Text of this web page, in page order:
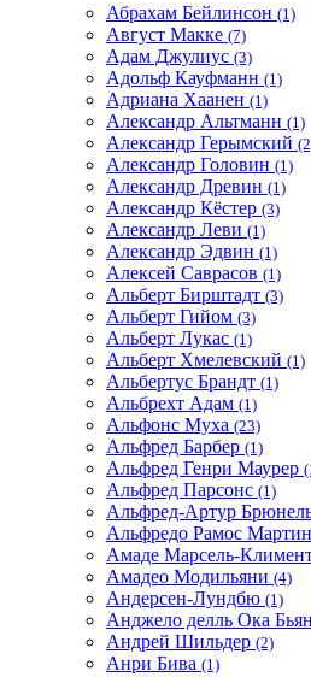
Абрахам Бейлинсон (1)
Август Макке (7)
Адам Джулиус (3)
Адольф Кауфманн (1)
Адриана Хаанен (1)
Александр Альтманн (1)
Александр Герымский
Александр Головин (1)
Александр Древин (1)
Александр Кёстер (3)
Александр Леви (1)
Александр Эдвин (1)
Алексей Саврасов (1)
Альберт Бирштадт (3)
Альберт Гийом (3)
Альберт Лукас (1)
Альберт Хмелевский (1)
Альбертус Брандт (1)
Альбрехт Адам (1)
Альфонс Муха (23)
Альфред Барбер (1)
Альфред Генри Маурер
Альфред Парсонс (1)
Альфред-Артур
Альфредо Рамос
Амаде Марсель-
Амадео Модильяни (4)
Андерсен-Лундбю (1)
Анджело делль Ока
Андрей Шильдер (2)
Анри Бива (1)